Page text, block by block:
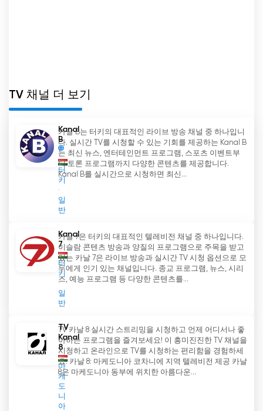
따라서 두나 월드 채널은 전 세계 헝가리인들을 연결
하는 매개체입니다. 국가적 소속감을 강화하고 헝가
해 헝가리 이벤트에 참여할 수 있습니다.
Duna World 실시간 무료보기
TV 채널 더 보기
Kanal
B
터
키
일
반
카날 B는 터키의 대표적인 라이브 방송 채널 중 하나입니
다. 실시간 TV를 시청할 수 있는 기회를 제공하는 Kanal B
는 최신 뉴스, 엔터테인먼트 프로그램, 스포츠 이벤트부
터 토론 프로그램까지 다양한 콘텐츠를 제공합니다.
Kanal B를 실시간으로 시청하면 최신...
Kanal
7
터
키
일
반
카날 7은 터키의 대표적인 텔레비전 채널 중 하나입니다.
이슬람 콘텐츠 방송과 양질의 프로그램으로 주목을 받고
있는 카날 7은 라이브 방송과 실시간 TV 시청 옵션으로 모
두에게 인기 있는 채널입니다. 종교 프로그램, 뉴스, 시리
즈, 예능 프로그램 등 다양한 콘텐츠를...
TV
Kanal
8
마
케
도
니
아
TV 카날 8 실시간 스트리밍을 시청하고 언제 어디서나 좋
아하는 프로그램을 즐겨보세요! 이 흥미진진한 TV 채널을
시청하고 온라인으로 TV를 시청하는 편리함을 경험하세
요. 카날 8: 마케도니아 코차니에 지역 텔레비전 제공 카날
8은 마케도니아 동부에 위치한 아름다운...